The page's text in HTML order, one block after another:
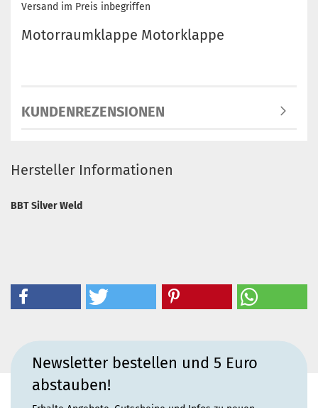
Versand im Preis inbegriffen
Motorraumklappe Motorklappe
KUNDENREZENSIONEN
Hersteller Informationen
BBT Silver Weld
Newsletter bestellen und 5 Euro
abstauben!